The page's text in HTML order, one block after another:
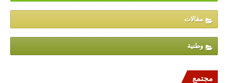
مقالات
وطنية
مجتمع